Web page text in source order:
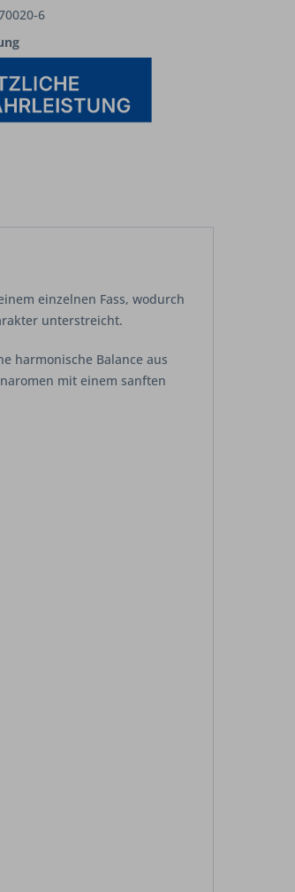
6
einzelnen Fass, wodurch
unterstreicht.
harmonische Balance aus
mit einem sanften